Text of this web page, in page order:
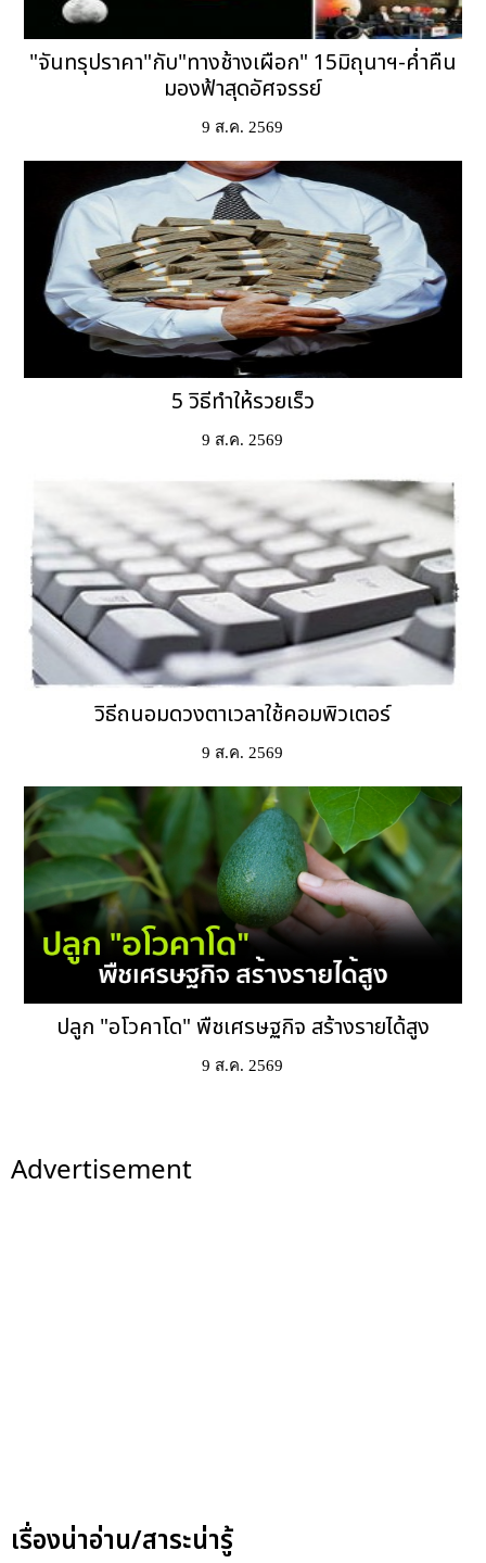
"จันทรุปราคา"กับ"ทางช้างเผือก" 15มิถุนาฯ-ค่ำคืน
มองฟ้าสุดอัศจรรย์
9 ส.ค. 2569
5 วิธีทำให้รวยเร็ว
9 ส.ค. 2569
วิธีถนอมดวงตาเวลาใช้คอมพิวเตอร์
9 ส.ค. 2569
ปลูก "อโวคาโด" พืชเศรษฐกิจ สร้างรายได้สูง
9 ส.ค. 2569
Advertisement
เรื่องน่าอ่าน/สาระน่ารู้